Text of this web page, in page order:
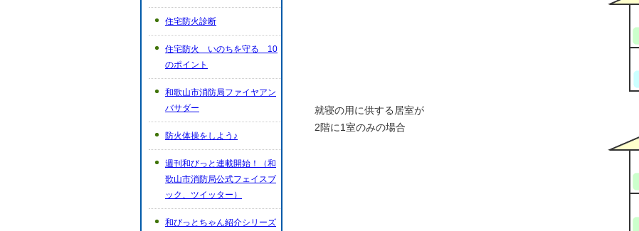
就寝の用に供する居室が
2階に1室のみの場合
住宅防火診断
住宅防火 いのちを守る 10
のポイント
和歌山市消防局ファイヤアン
バサダー
防火体操をしよう♪
週刊和びっと連載開始！（和
歌山市消防局公式フェイスブ
ック、ツイッター）
和びっとちゃん紹介シリーズ